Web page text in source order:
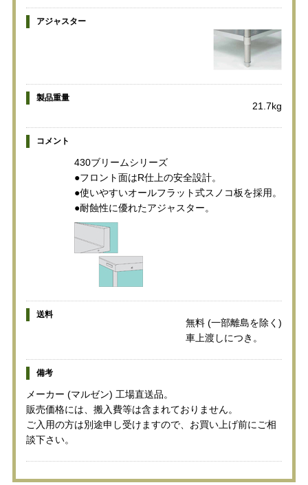
アジャスター
製品重量
21.7kg
コメント
430ブリームシリーズ
●フロント面はR仕上の安全設計。
●使いやすいオールフラット式スノコ板を採用。
●耐蝕性に優れたアジャスター。
送料
無料 (一部離島を除く)
車上渡しにつき。
備考
メーカー (マルゼン) 工場直送品。
販売価格には、搬入費等は含まれておりません。
ご入用の方は別途申し受けますので、お買い上げ前にご相
談下さい。